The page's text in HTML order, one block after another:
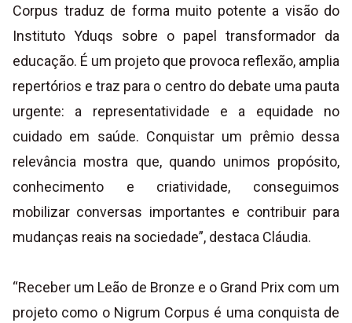
Corpus traduz de forma muito potente a visão do
Instituto Yduqs sobre o papel transformador da
educação. É um projeto que provoca reflexão, amplia
repertórios e traz para o centro do debate uma pauta
urgente: a representatividade e a equidade no
cuidado em saúde. Conquistar um prêmio dessa
relevância mostra que, quando unimos propósito,
conhecimento e criatividade, conseguimos
mobilizar conversas importantes e contribuir para
mudanças reais na sociedade”, destaca Cláudia.
“Receber um Leão de Bronze e o Grand Prix com um
projeto como o Nigrum Corpus é uma conquista de